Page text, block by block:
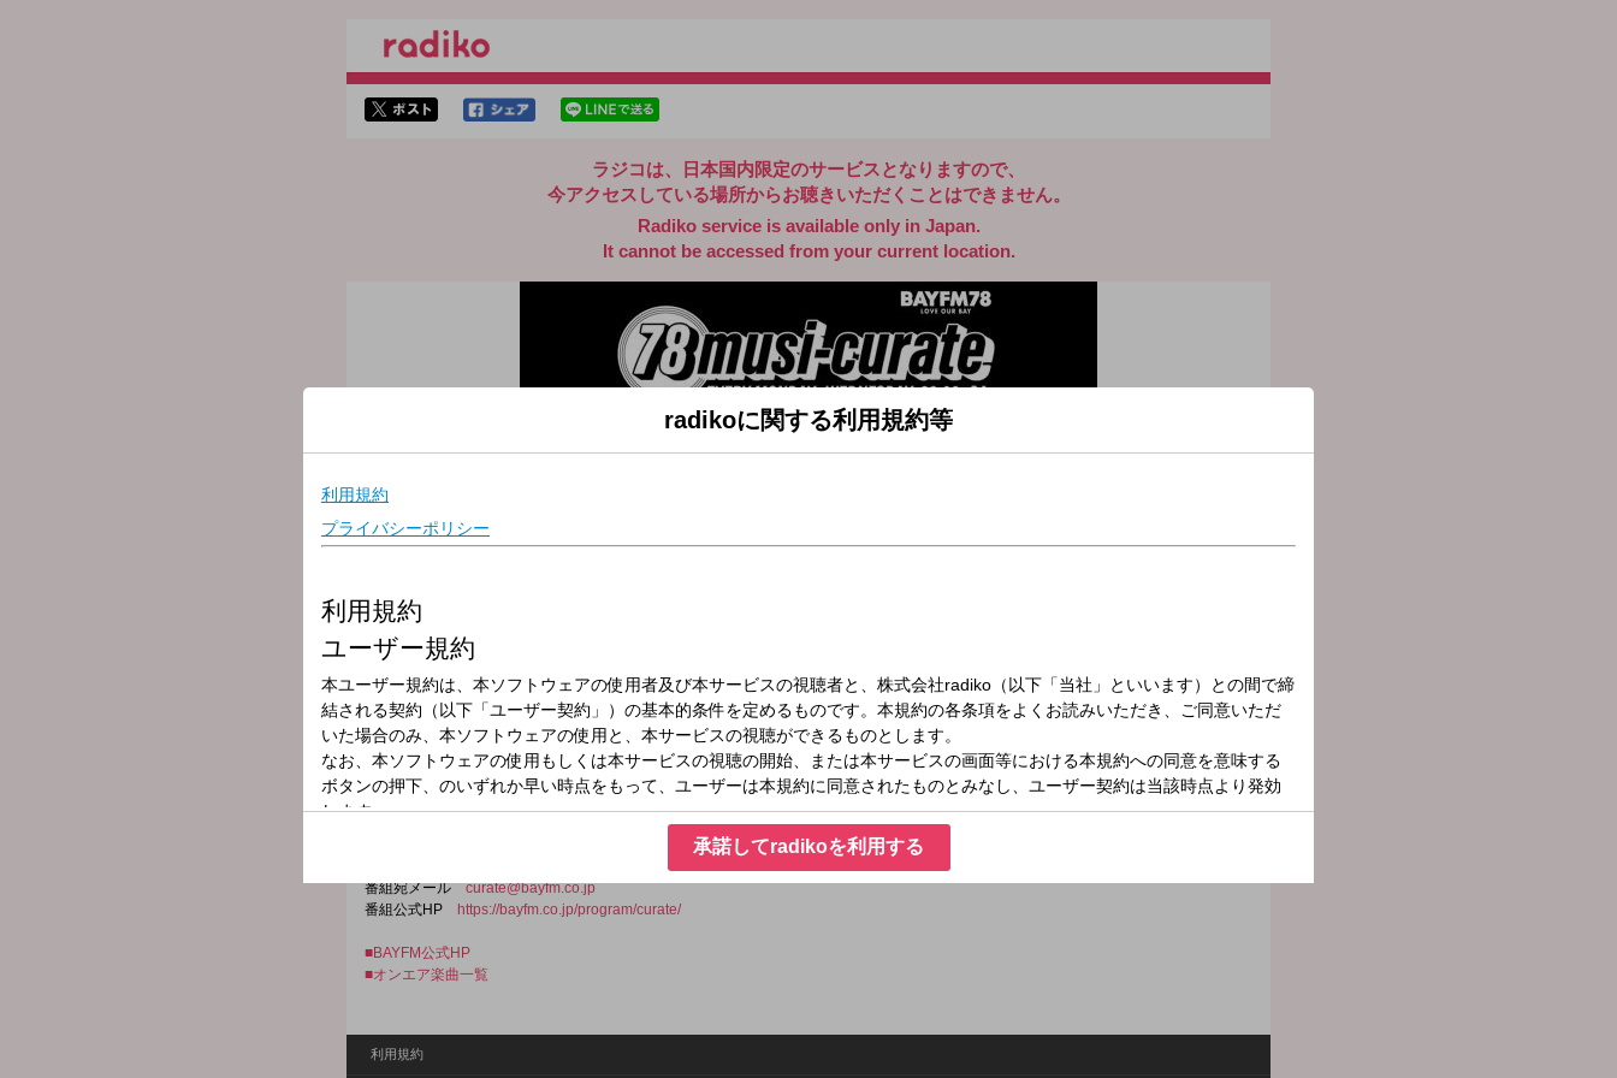
ラジコは、日本国内限定のサービスとなりますので、
今アクセスしている場所からお聴きいただくことはできません。
Radiko service is available only in Japan.
It cannot be accessed from your current location.
放送局
放送時間
2026年4月13日（月）28:00～29:00
番組名
78 musi-curate TuneCore Japan zone
音楽カルチャーを支え、独自のスタイルで発信を行うレコード総合ショップ、音楽メディア、レーベルなど、個性溢れるサウンドコンシ
ェルジュ媒体とBAYFMがタッグ。独自の視点で「今、そしてこれから」を映し出す、「最高、最旬、注目」の音楽をキュレーション。
番組宛メールcurate@bayfm.co.jp
番組公式HP
https://bayfm.co.jp/program/curate/
■BAYFM公式HP
■オンエア楽曲一覧
利用規約
radikoに関する利用規約等
承諾してradikoを利用する